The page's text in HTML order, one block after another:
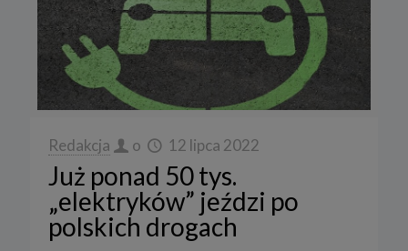
Redakcja o 12 lipca 2022
Już ponad 50 tys.
„elektryków” jeździ po
polskich drogach